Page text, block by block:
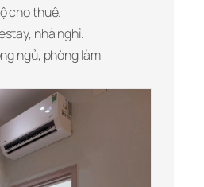
cho thuê.
nhà nghỉ.
ngủ, phòng làm